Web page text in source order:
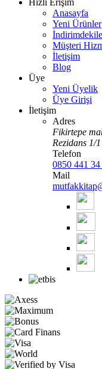
Hızlı Erişim
Anasayfa
Yeni Ürünler
Müşteri
İletişim
Blog
Üye
Yeni Üyelik
Üye Girişi
İletişim
Adres
Fikirtepe
Rezidans 1/
Telefon
0850 441 34
Mail